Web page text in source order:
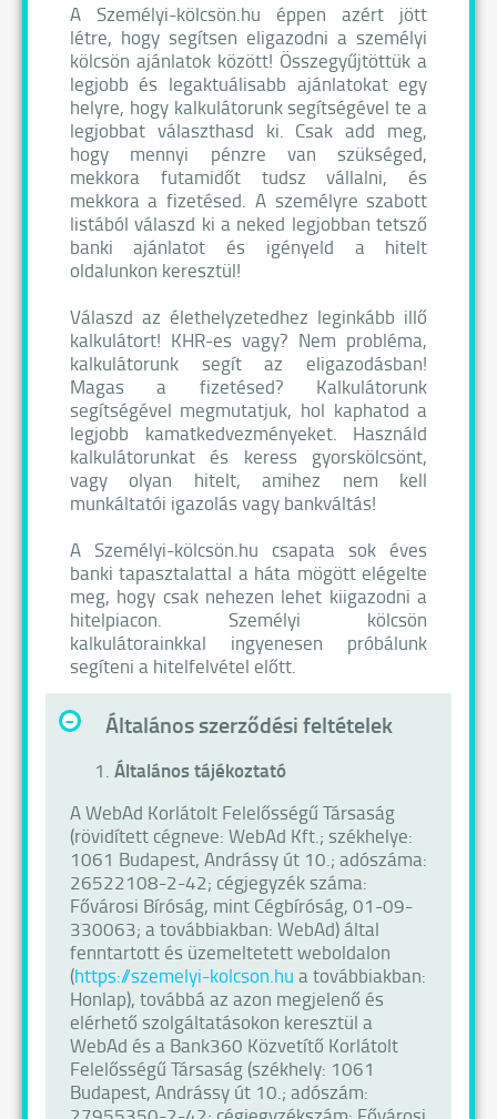
A Személyi-kölcsön.hu éppen azért jött
létre, hogy segítsen eligazodni a személyi
kölcsön ajánlatok között! Összegyűjtöttük a
legjobb és legaktuálisabb ajánlatokat egy
helyre, hogy kalkulátorunk segítségével te a
legjobbat választhasd ki. Csak add meg,
hogy mennyi pénzre van szükséged,
mekkora futamidőt tudsz vállalni, és
mekkora a fizetésed. A személyre szabott
listából válaszd ki a neked legjobban tetsző
banki ajánlatot és igényeld a hitelt
oldalunkon keresztül!
Válaszd az élethelyzetedhez leginkább illő
kalkulátort! KHR-es vagy? Nem probléma,
kalkulátorunk segít az eligazodásban!
Magas a fizetésed? Kalkulátorunk
segítségével megmutatjuk, hol kaphatod a
legjobb kamatkedvezményeket. Használd
kalkulátorunkat és keress gyorskölcsönt,
vagy olyan hitelt, amihez nem kell
munkáltatói igazolás vagy bankváltás!
A Személyi-kölcsön.hu csapata sok éves
banki tapasztalattal a háta mögött elégelte
meg, hogy csak nehezen lehet kiigazodni a
hitelpiacon. Személyi kölcsön
kalkulátorainkkal ingyenesen próbálunk
segíteni a hitelfelvétel előtt.
- Általános szerződési feltételek
Általánostájékoztató
A WebAd Korlátolt Felelősségű Társaság
(rövidített cégneve: WebAd Kft.; székhelye:
1061 Budapest, Andrássy út 10.; adószáma:
26522108-2-42; cégjegyzék száma:
Fővárosi Bíróság, mint Cégbíróság, 01-09-
330063; a továbbiakban: WebAd) által
fenntartott és üzemeltetett weboldalon
(https://szemelyi-kolcson.hu a továbbiakban:
Honlap), továbbá az azon megjelenő és
elérhető szolgáltatásokon keresztül a
WebAd és a Bank360 Közvetítő Korlátolt
Felelősségű Társaság (székhely: 1061
Budapest, Andrássy út 10.; adószám: